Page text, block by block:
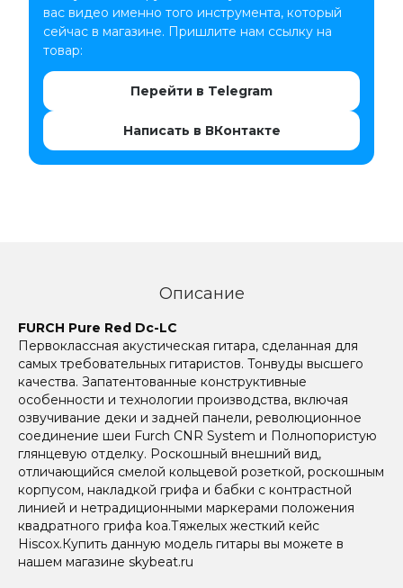
вас видео именно того инструмента, который
сейчас в магазине. Пришлите нам ссылку на
товар:
Перейти в Telegram
Написать в ВКонтакте
Описание
FURCH Pure Red Dc-LC
Первоклассная акустическая гитара, сделанная для
самых требовательных гитаристов. Тонвуды высшего
качества. Запатентованные конструктивные
особенности и технологии производства, включая
озвучивание деки и задней панели, революционное
соединение шеи Furch CNR System и Полнопористую
глянцевую отделку. Роскошный внешний вид,
отличающийся смелой кольцевой розеткой, роскошным
корпусом, накладкой грифа и бабки с контрастной
линией и нетрадиционными маркерами положения
квадратного грифа koa.Тяжелых жесткий кейс
Hiscox.Купить данную модель гитары вы можете в
нашем магазине skybeat.ru